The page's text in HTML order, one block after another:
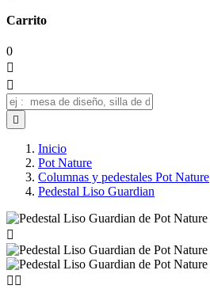
Carrito
0



Inicio
Pot Nature
Columnas y pedestales Pot Nature
Pedestal Liso Guardian

 